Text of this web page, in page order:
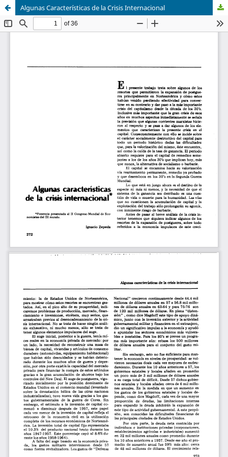
Algunas Características de la Crisis Internacional